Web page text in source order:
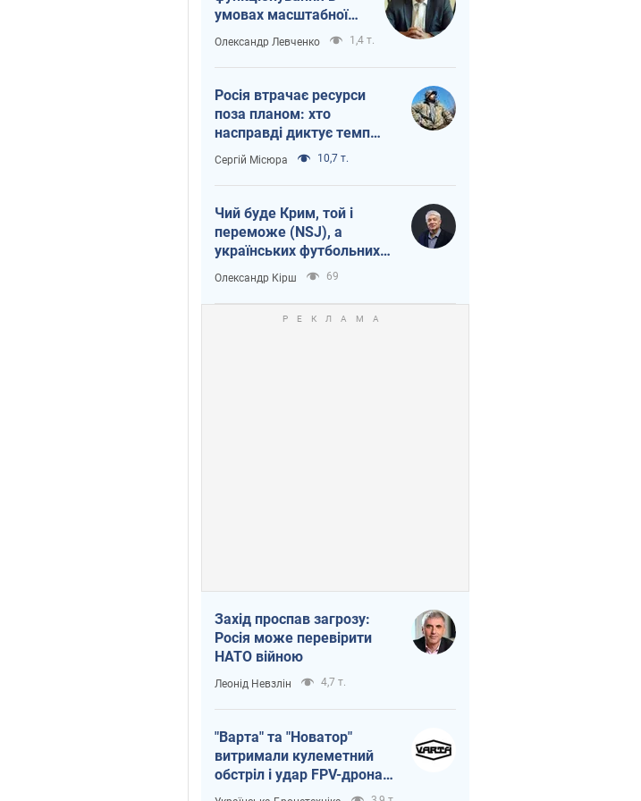
умовах масштабної
воєнної кризи
Олександр Левченко 1,4 т.
Росія втрачає ресурси
поза планом: хто
насправді диктує темп
війни
Сергій Місюра 10,7 т.
Чий буде Крим, той і
переможе (NSJ), а
українських футбольних
чиновників можуть
назвати вбивцями
Олександр Кірш 69
Захід проспав загрозу:
Росія може перевірити
НАТО війною
Леонід Невзлін 4,7 т.
"Варта" та "Новатор"
витримали кулеметний
обстріл і удар FPV-дрона,
врятувавши життя